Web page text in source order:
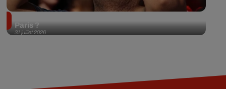
31 juillet 2026
Paris ?